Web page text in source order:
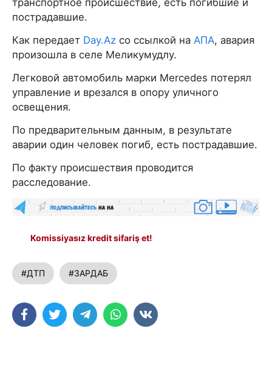
транспортное происшествие, есть погибшие и
пострадавшие.
Как передает Day.Az со ссылкой на АПА, авария
произошла в селе Меликумудлу.
Легковой автомобиль марки Mercedes потерял
управление и врезался в опору уличного
освещения.
По предварительным данным, в результате
аварии один человек погиб, есть пострадавшие.
По факту происшествия проводится
расследование.
Komissiyasız kredit sifariş et!
#ДТП #ЗАРДАБ